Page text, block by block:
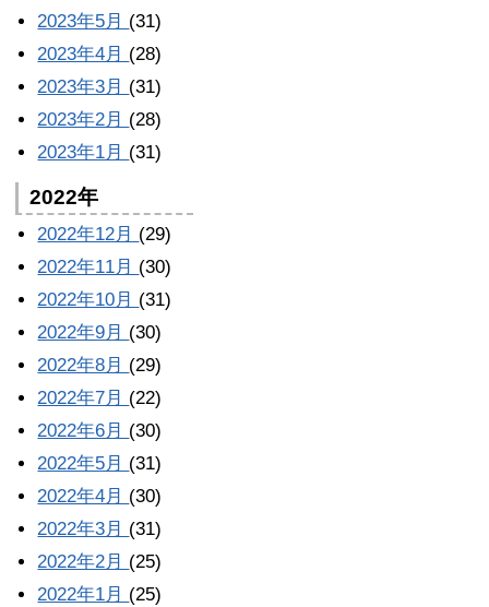
2023年5月 (31)
2023年4月 (28)
2023年3月 (31)
2023年2月 (28)
2023年1月 (31)
2022年
2022年12月 (29)
2022年11月 (30)
2022年10月 (31)
2022年9月 (30)
2022年8月 (29)
2022年7月 (22)
2022年6月 (30)
2022年5月 (31)
2022年4月 (30)
2022年3月 (31)
2022年2月 (25)
2022年1月 (25)